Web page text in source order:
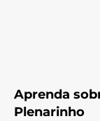
Aprenda
Plenarinho